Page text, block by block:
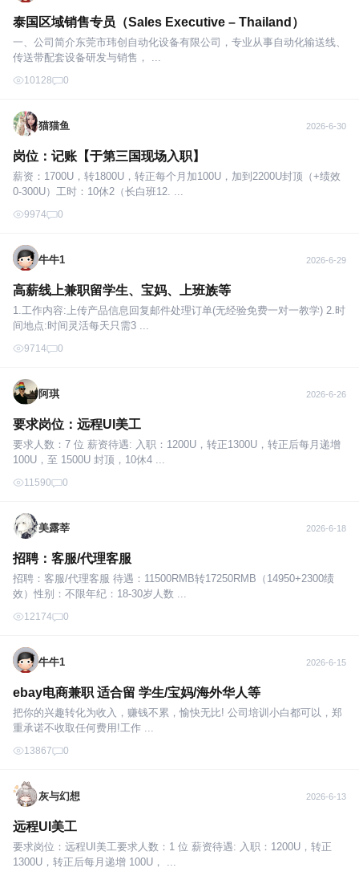
泰国区域销售专员（Sales Executive – Thailand）
一、公司简介东莞市玮创自动化设备有限公司，专业从事自动化输送线、
传送带配套设备研发与销售， ...
10128 0
猫猫鱼 2026-6-30
岗位：记账【于第三国现场入职】
薪资：1700U，转1800U，转正每个月加100U，加到2200U封顶（+绩效
0-300U）工时：10休2（长白班12. ...
9974 0
牛牛1 2026-6-29
高薪线上兼职留学生、宝妈、上班族等
1.工作内容:上传产品信息回复邮件处理订单(无经验免费一对一教学) 2.时
间地点:时间灵活每天只需3 ...
9714 0
阿琪 2026-6-26
要求岗位：远程UI美工
要求人数：7 位 薪资待遇: 入职：1200U，转正1300U，转正后每月递增
100U，至 1500U 封顶，10休4 ...
11590 0
美露莘 2026-6-18
招聘：客服/代理客服
招聘：客服/代理客服 待遇：11500RMB转17250RMB（14950+2300绩
效）性别：不限年纪：18-30岁人数 ...
12174 0
牛牛1 2026-6-15
ebay电商兼职 适合留 学生/宝妈/海外华人等
把你的兴趣转化为收入，赚钱不累，愉快无比! 公司培训小白都可以，郑
重承诺不收取任何费用!工作 ...
13867 0
灰与幻想 2026-6-13
远程UI美工
要求岗位：远程UI美工要求人数：1 位 薪资待遇: 入职：1200U，转正
1300U，转正后每月递增 100U， ...